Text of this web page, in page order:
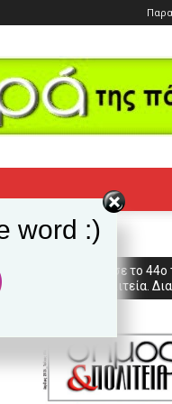
Κυκλοφόρησε το
Δήμος & Πολιτεία.
word :)